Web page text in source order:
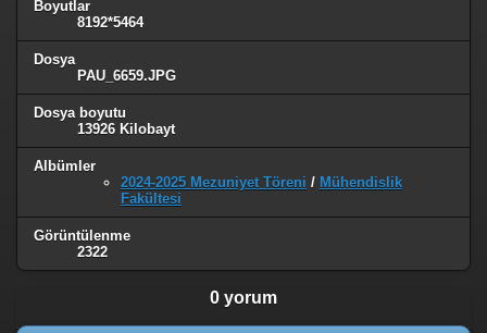
Boyutlar
8192*5464
Dosya
PAU_6659.JPG
Dosya boyutu
13926 Kilobayt
Albümler
2024-2025 Mezuniyet Töreni / Mühendislik
Fakültesi
Görüntülenme
2322
0 yorum